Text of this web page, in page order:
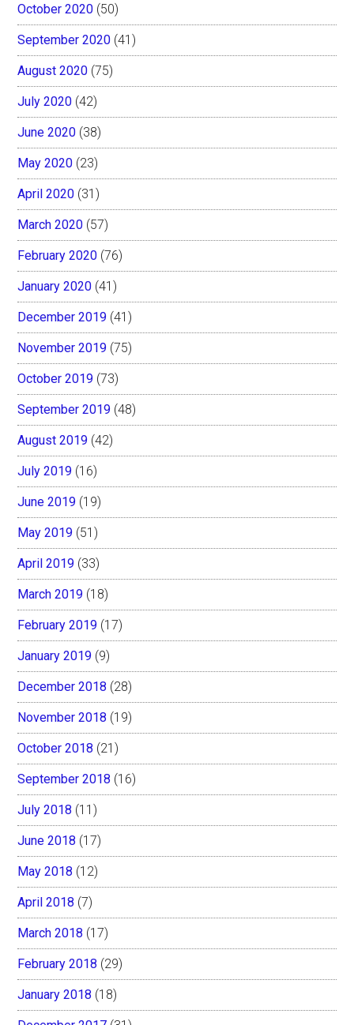
October 2020 (50)
September 2020 (41)
August 2020 (75)
July 2020 (42)
June 2020 (38)
May 2020 (23)
April 2020 (31)
March 2020 (57)
February 2020 (76)
January 2020 (41)
December 2019 (41)
November 2019 (75)
October 2019 (73)
September 2019 (48)
August 2019 (42)
July 2019 (16)
June 2019 (19)
May 2019 (51)
April 2019 (33)
March 2019 (18)
February 2019 (17)
January 2019 (9)
December 2018 (28)
November 2018 (19)
October 2018 (21)
September 2018 (16)
July 2018 (11)
June 2018 (17)
May 2018 (12)
April 2018 (7)
March 2018 (17)
February 2018 (29)
January 2018 (18)